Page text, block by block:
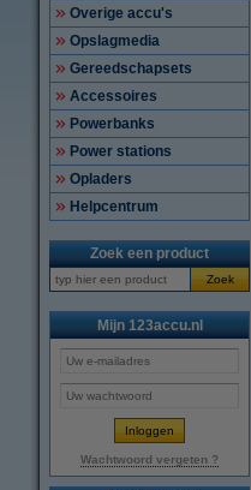
Overige accu's
Opslagmedia
Gereedschapsets
Accessoires
Powerbanks
Power stations
Opladers
Helpcentrum
Zoek een product
Zoek
Mijn 123accu.nl
Wachtwoord vergeten ?